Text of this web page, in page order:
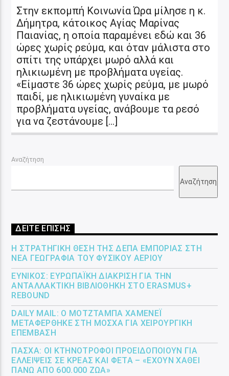
Στην εκπομπή Κοινωνία Ώρα μίλησε η κ.
Δήμητρα, κάτοικος Αγίας Μαρίνας
Παιανίας, η οποία παραμένει εδώ και 36
ώρες χωρίς ρεύμα, και όταν μάλιστα στο
σπίτι της υπάρχει μωρό αλλά και
ηλικιωμένη με προβλήματα υγείας.
«Είμαστε 36 ώρες χωρίς ρεύμα, με μωρό
παιδί, με ηλικιωμένη γυναίκα με
προβλήματα υγείας, ανάβουμε τα ρεσό
για να ζεστάνουμε […]
Αναζήτηση
Αναζήτηση
ΔΕΙΤΕ ΕΠΙΣΗΣ
Η ΣΤΡΑΤΗΓΙΚΉ ΘΈΣΗ ΤΗΣ ΔΕΠΑ ΕΜΠΟΡΊΑΣ ΣΤΗ
ΝΈΑ ΓΕΩΓΡΑΦΊΑ ΤΟΥ ΦΥΣΙΚΟΎ ΑΕΡΊΟΥ
ΕΎΝΙΚΟΣ: ΕΥΡΩΠΑΪΚΉ ΔΙΆΚΡΙΣΗ ΓΙΑ ΤΗΝ
ΑΝΤΑΛΛΑΚΤΙΚΉ ΒΙΒΛΙΟΘΉΚΗ ΣΤΟ ERASMUS+
REBOUND
DAILY MAIL: Ο ΜΟΤΖΤΆΜΠΑ ΧΑΜΕΝΕΪ́
ΜΕΤΑΦΈΡΘΗΚΕ ΣΤΗ ΜΌΣΧΑ ΓΙΑ ΧΕΙΡΟΥΡΓΙΚΉ
ΕΠΈΜΒΑΣΗ
ΠΆΣΧΑ: ΟΙ ΚΤΗΝΟΤΡΌΦΟΙ ΠΡΟΕΙΔΟΠΟΙΟΎΝ ΓΙΑ
ΕΛΛΕΊΨΕΙΣ ΣΕ ΚΡΈΑΣ ΚΑΙ ΦΈΤΑ – «ΈΧΟΥΝ ΧΑΘΕΊ
ΠΆΝΩ ΑΠΌ 600.000 ΖΏΑ»